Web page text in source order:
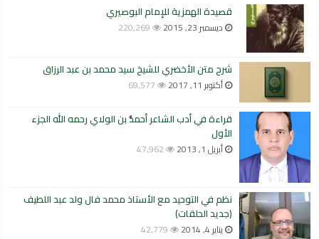
قصيدة الهمزية للإمام البوصيري
ديسمبر 23, 2015 220,269
شرح متن الأخضري للشيخ سيد محمد بن عبد الرزاق
أكتوبر 11, 2017 69,577
قراءة في أدب الشاعر أحمدُّ بن الولاي رحمه الله الجزء
الأول
أبريل 1, 2013 47,962
نظم في التوحيد مع الأستاذ محمد فال ولد عبد اللطيف
(جديد الحلقات)
يناير 4, 2014 42,779